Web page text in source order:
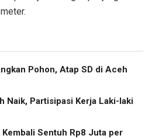
Pohon, Atap SD di Aceh
Naik, Partisipasi Kerja Laki-laki
Kembali Sentuh Rp8 Juta per